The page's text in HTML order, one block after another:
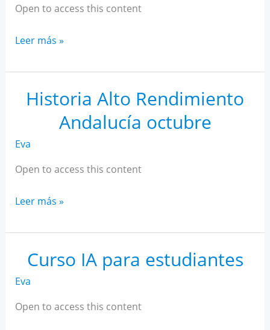
Open to access this content
Historia
Rendimiento
Andalucía
noviembre
Leer más »
Historia Alto Rendimiento
Andalucía octubre
Eva
Open to access this content
Historia
Rendimiento
Andalucía
octubre
Leer más »
Curso IA para estudiantes
Eva
Open to access this content